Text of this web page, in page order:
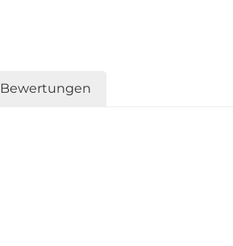
Bewertungen